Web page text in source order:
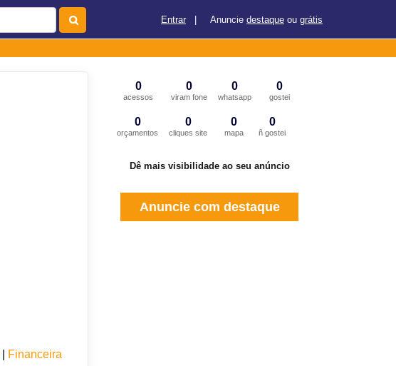
Entrar Anuncie destaque ou grátis
Financeira
0
acessos
0
viram fone
0
whatsapp
0
gostei
0
orçamentos
0
cliques site
0
mapa
0
ñ gostei
Dê mais visibilidade ao seu anúncio
Anuncie com destaque